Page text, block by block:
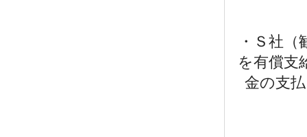
・Ｓ社
を有償支
金の支